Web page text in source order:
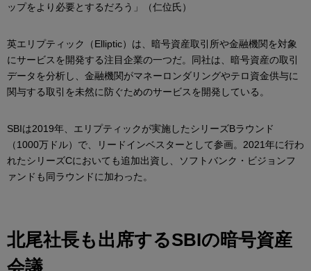
ップをより必要とするだろう」（仁位氏）
英エリプティック（Elliptic）は、暗号資産取引所や金融機関を対象
にサービスを開発する注目企業の一つだ。同社は、暗号資産の取引
データを分析し、金融機関がマネーロンダリングやテロ資金供与に
関与する取引を未然に防ぐためのサービスを開発している。
SBIは2019年、エリプティックが実施したシリーズBラウンド
（1000万ドル）で、リードインベスターとして参画。2021年に行わ
れたシリーズCにおいても追加出資し、ソフトバンク・ビジョンフ
ァンドも同ラウンドに加わった。
北尾社長も出席するSBIの暗号資産
会議